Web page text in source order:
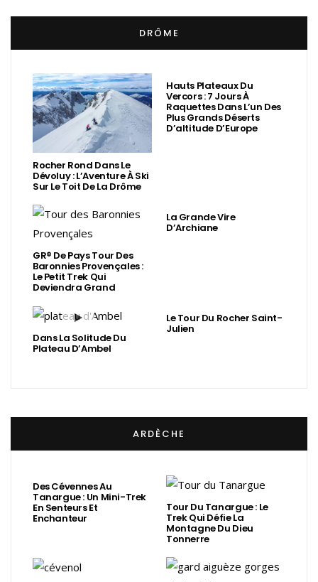
DRÔME
Rocher Rond Dans Le
Dévoluy : L’Aventure À Ski
Sur Le Toit De La Drôme
Hauts Plateaux Du
Vercors : 7 Jours À
Raquettes Dans L’un Des
Plus Grands Déserts
D’altitude D’Europe
GR® De Pays Tour Des
Baronnies Provençales :
Le Petit Trek Qui
Deviendra Grand
La Grande Vire
D’Archiane
Dans La Solitude Du
Plateau D’Ambel
Le Tour Du Rocher Saint-
Julien
ARDÈCHE
Des Cévennes Au
Tanargue : Un Mini-Trek
En Senteurs Et
Enchanteur
Tour Du Tanargue : Le
Trek Qui Défie La
Montagne Du Dieu
Tonnerre